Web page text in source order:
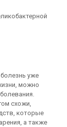
уже
можно
схожи,
которые
а также